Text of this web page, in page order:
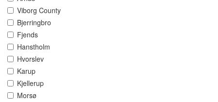
Viborg County
Bjerringbro
Fjends
Hanstholm
Hvorslev
Karup
Kjellerup
Morsø